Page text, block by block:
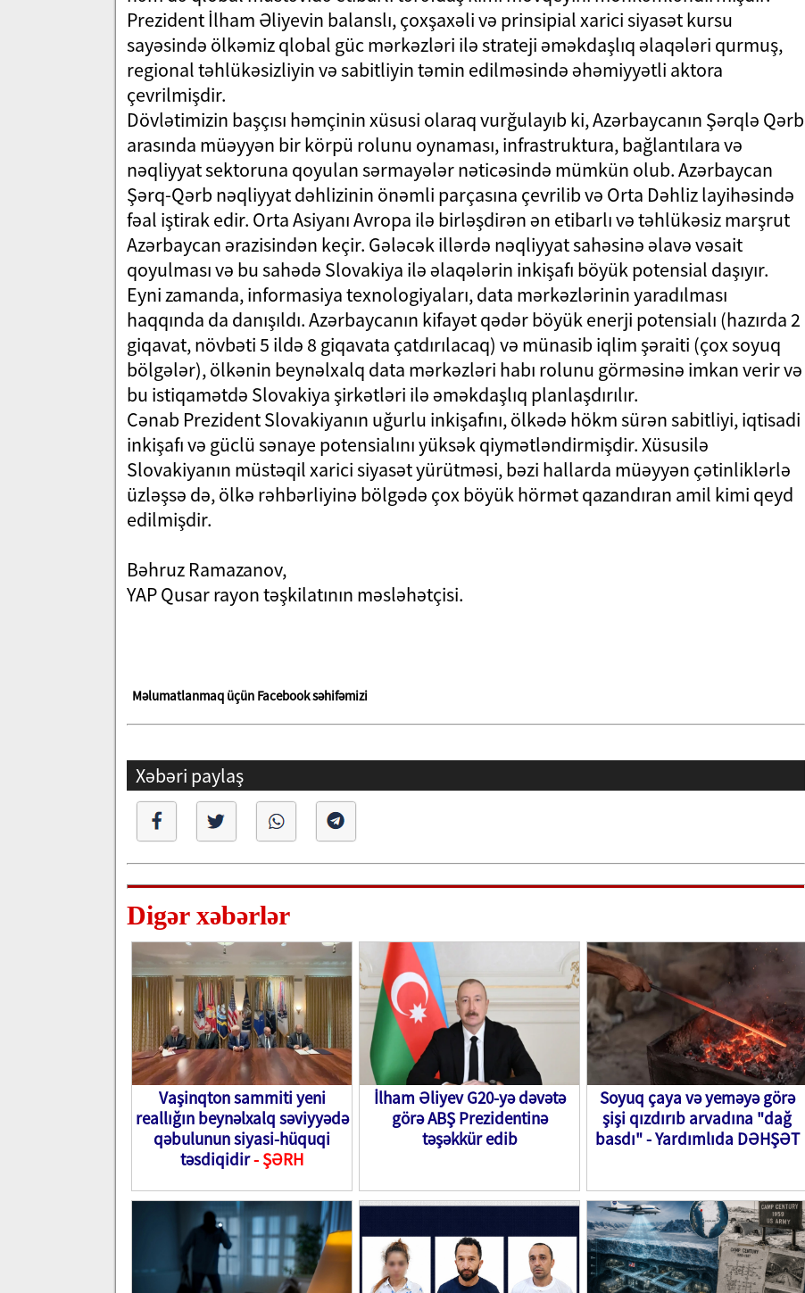
Prezident İlham Əliyevin balanslı, çoxşaxəli və prinsipial xarici siyasət kursu
sayəsində ölkəmiz qlobal güc mərkəzləri ilə strateji əməkdaşlıq əlaqələri qurmuş,
regional təhlükəsizliyin və sabitliyin təmin edilməsində əhəmiyyətli aktora
çevrilmişdir.
Dövlətimizin başçısı həmçinin xüsusi olaraq vurğulayıb ki, Azərbaycanın Şərqlə Qərb
arasında müəyyən bir körpü rolunu oynaması, infrastruktura, bağlantılara və
nəqliyyat sektoruna qoyulan sərmayələr nəticəsində mümkün olub. Azərbaycan
Şərq-Qərb nəqliyyat dəhlizinin önəmli parçasına çevrilib və Orta Dəhliz layihəsində
fəal iştirak edir. Orta Asiyanı Avropa ilə birləşdirən ən etibarlı və təhlükəsiz marşrut
Azərbaycan ərazisindən keçir. Gələcək illərdə nəqliyyat sahəsinə əlavə vəsait
qoyulması və bu sahədə Slovakiya ilə əlaqələrin inkişafı böyük potensial daşıyır.
Eyni zamanda, informasiya texnologiyaları, data mərkəzlərinin yaradılması
haqqında da danışıldı. Azərbaycanın kifayət qədər böyük enerji potensialı (hazırda 2
giqavat, növbəti 5 ildə 8 giqavata çatdırılacaq) və münasib iqlim şəraiti (çox soyuq
bölgələr), ölkənin beynəlxalq data mərkəzləri habı rolunu görməsinə imkan verir və
bu istiqamətdə Slovakiya şirkətləri ilə əməkdaşlıq planlaşdırılır.
Cənab Prezident Slovakiyanın uğurlu inkişafını, ölkədə hökm sürən sabitliyi, iqtisadi
inkişafı və güclü sənaye potensialını yüksək qiymətləndirmişdir. Xüsusilə
Slovakiyanın müstəqil xarici siyasət yürütməsi, bəzi hallarda müəyyən çətinliklərlə
üzləşsə də, ölkə rəhbərliyinə bölgədə çox böyük hörmət qazandıran amil kimi qeyd
edilmişdir.
Bəhruz Ramazanov,
YAP Qusar rayon təşkilatının məsləhətçisi.
Məlumatlanmaq üçün Facebook səhifəmizi
Xəbəri paylaş
Digər xəbərlər
Vaşinqton sammiti yeni
reallığın beynəlxalq səviyyədə
qəbulunun siyasi-hüquqi
təsdiqidir- ŞƏRH
İlham Əliyev G20-yə dəvətə
görə ABŞ Prezidentinə
təşəkkür edib
Soyuq çaya və yeməyə görə
şişi qızdırıb arvadına "dağ
basdı" - Yardımlıda DƏHŞƏT